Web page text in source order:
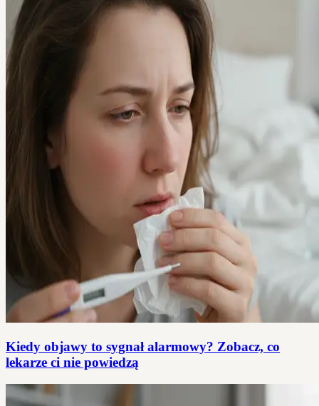
Kiedy objawy to sygnał alarmowy? Zobacz, co
lekarze ci nie powiedzą